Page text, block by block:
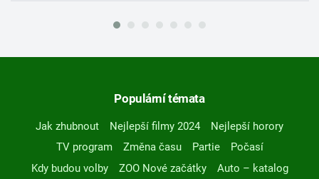
Populární témata
Jak zhubnout Nejlepší filmy 2024
Nejlepší horory
TV program
Změna času Partie
Počasí
Kdy budou volby
ZOO Nové začátky
Auto – katalog